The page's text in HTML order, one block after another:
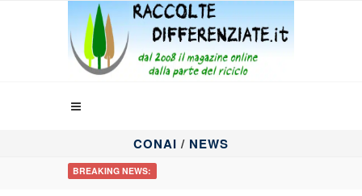
CONAI / NEWS
BREAKING NEWS: